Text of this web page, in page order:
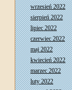
wrzesień 2022
sierpień 2022
lipiec 2022
czerwiec 2022
maj 2022
kwiecień 2022
marzec 2022
luty 2022